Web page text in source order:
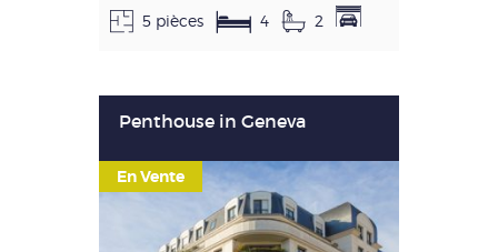
5 pièces 4 2
Penthouse in Geneva
En Vente